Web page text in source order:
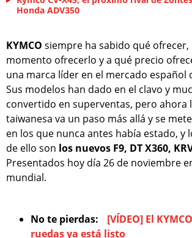
Honda ADV350
KYMCO siempre ha sabido qué ofrecer,
momento ofrecerlo y a qué precio
una marca líder en el mercado español
Sus modelos han dado en el clavo y
convertido en superventas, pero ahora
taiwanesa va un paso más allá y se
en los que nunca antes había estado, y
de ello son los nuevos F9, DT X360,
Presentados hoy día 26 de noviembre
mundial.
No te pierdas:
[VÍDEO] El
ruedas ya está listo